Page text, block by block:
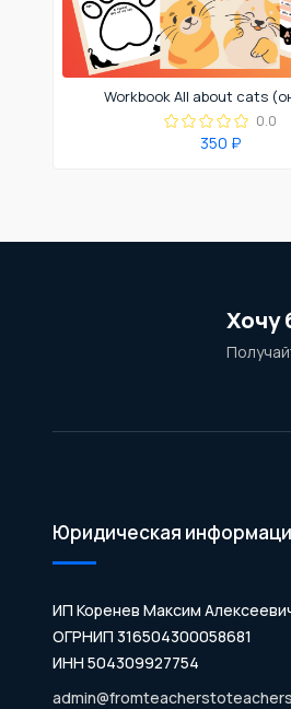
Workbook All about cats
0.0
350 ₽
Хочу
Юридическая
ИП Коренев Максим
ОГРНИП 316504300058681
ИНН 504309927754